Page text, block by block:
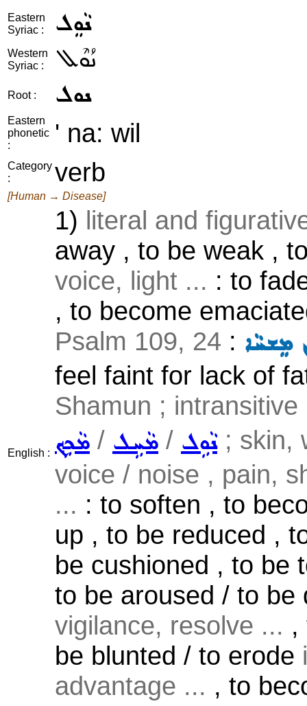
Eastern
Syriac :
ܢܵܘܸܠ
Western
Syriac :
ܢܳܘܶܠ
Root : ܢܘܠ
Eastern
phonetic
:
' na: wil
Category
:
verb
[Human → Disease]
English :
1) literal and
away , to be weak ,
voice, light ... : to
, to become
Psalm 109, 24 : ܡܸܫܚܵܐ
feel faint for lack of
Shamun ;
ܡܵܟܹܟ݂ / ܡܵܚܹܠ / ܢܵܘܹܠ; skin,
voice / noise , pain,
... : to soften , to
up , to be reduced ,
be cushioned , to be
to be aroused / to be
vigilance, resolve ... ,
be blunted / to erode
advantage ... , to